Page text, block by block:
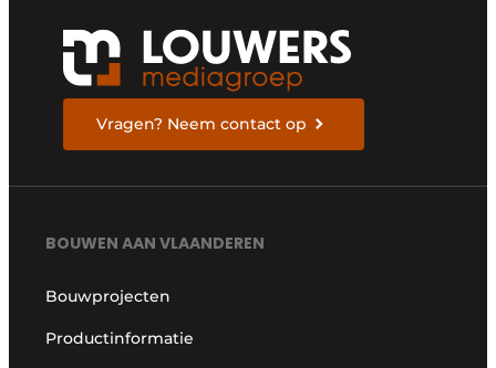
Vragen? Neem contact op
BOUWEN AAN VLAANDEREN
Bouwprojecten
Productinformatie